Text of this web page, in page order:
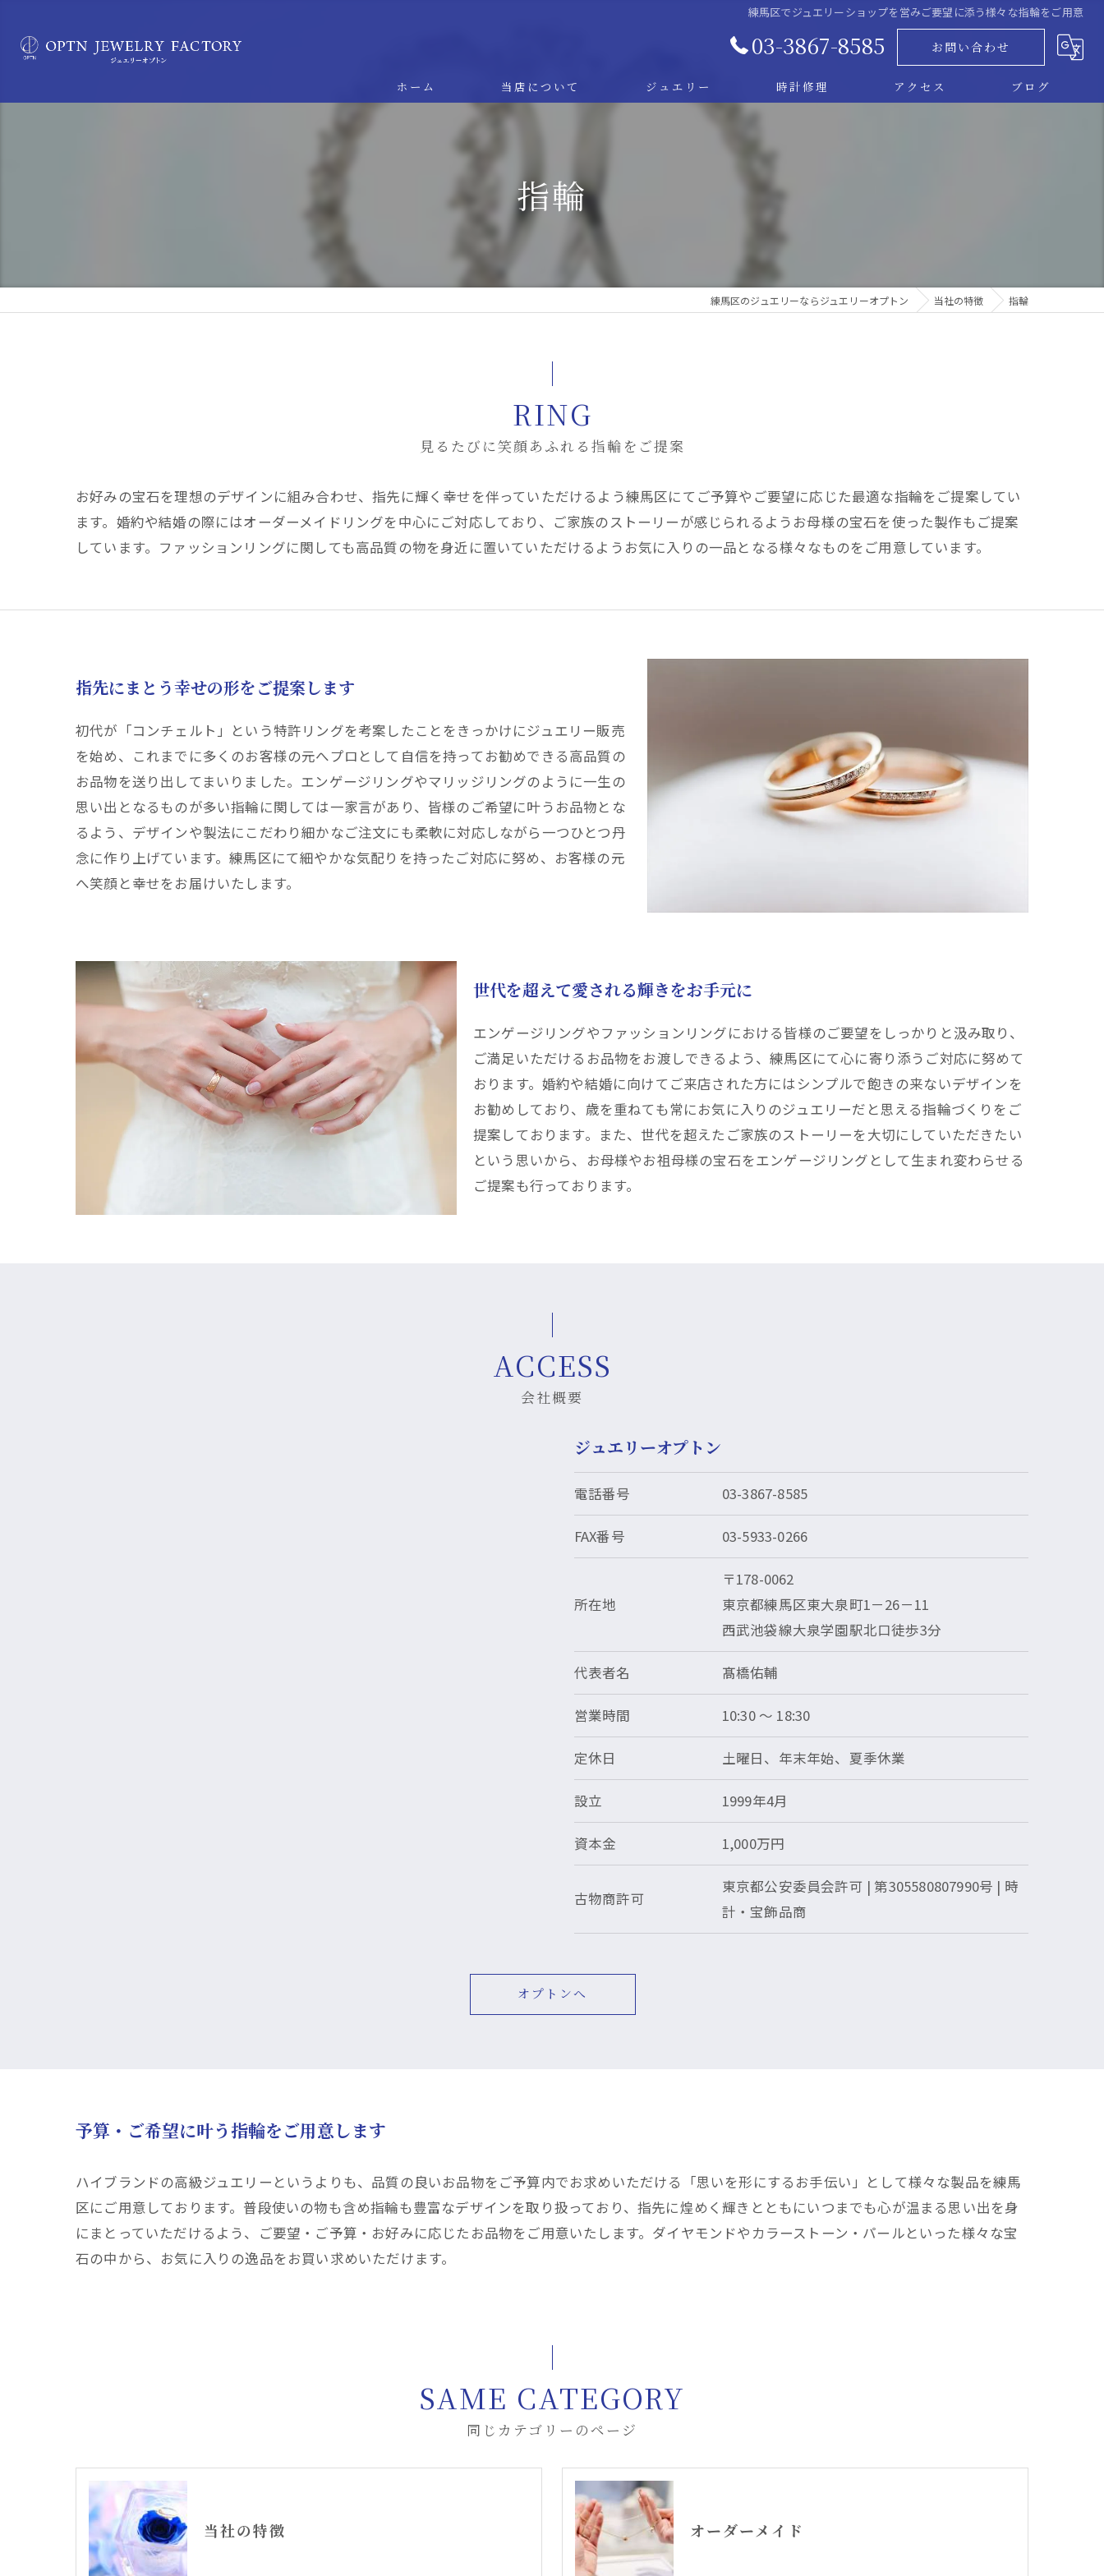
練馬区でジュエリーショップを営みご要望に添う様々な指輪をご用意
03-3867-8585 お問い合わせ
ホーム 当店について ジュエリー 時計修理 アクセス ブログ
指輪
練馬区のジュエリーならジュエリーオプトン 当社の特徴 指輪
RING
見るたびに笑顔あふれる指輪をご提案
お好みの宝石を理想のデザインに組み合わせ、指先に輝く幸せを伴っていただけるよう練馬区にてご予算やご要望に応じた最適な指輪をご提案してい
ます。婚約や結婚の際にはオーダーメイドリングを中心にご対応しており、ご家族のストーリーが感じられるようお母様の宝石を使った製作もご提案
しています。ファッションリングに関しても高品質の物を身近に置いていただけるようお気に入りの一品となる様々なものをご用意しています。
指先にまとう幸せの形をご提案します
初代が「コンチェルト」という特許リングを考案したことをきっかけにジュエリー販売
を始め、これまでに多くのお客様の元へプロとして自信を持ってお勧めできる高品質の
お品物を送り出してまいりました。エンゲージリングやマリッジリングのように一生の
思い出となるものが多い指輪に関しては一家言があり、皆様のご希望に叶うお品物とな
るよう、デザインや製法にこだわり細かなご注文にも柔軟に対応しながら一つひとつ丹
念に作り上げています。練馬区にて細やかな気配りを持ったご対応に努め、お客様の元
へ笑顔と幸せをお届けいたします。
世代を超えて愛される輝きをお手元に
エンゲージリングやファッションリングにおける皆様のご要望をしっかりと汲み取り、
ご満足いただけるお品物をお渡しできるよう、練馬区にて心に寄り添うご対応に努めて
おります。婚約や結婚に向けてご来店された方にはシンプルで飽きの来ないデザインを
お勧めしており、歳を重ねても常にお気に入りのジュエリーだと思える指輪づくりをご
提案しております。また、世代を超えたご家族のストーリーを大切にしていただきたい
という思いから、お母様やお祖母様の宝石をエンゲージリングとして生まれ変わらせる
ご提案も行っております。
会社概要
ACCESS
ジュエリーオプトン
電話番号 03-3867-8585
FAX番号 03-5933-0266
所在地
〒178-0062
東京都練馬区東大泉町1－26－11
西武池袋線大泉学園駅北口徒歩3分
代表者名 髙橋佑輔
営業時間 10:30 〜 18:30
定休日 土曜日、年末年始、夏季休業
設立 1999年4月
資本金 1,000万円
古物商許可
東京都公安委員会許可 | 第305580807990号 | 時
計・宝飾品商
オプトンへ
予算・ご希望に叶う指輪をご用意します
ハイブランドの高級ジュエリーというよりも、品質の良いお品物をご予算内でお求めいただける「思いを形にするお手伝い」として様々な製品を練馬
区にご用意しております。普段使いの物も含め指輪も豊富なデザインを取り扱っており、指先に煌めく輝きとともにいつまでも心が温まる思い出を身
にまとっていただけるよう、ご要望・ご予算・お好みに応じたお品物をご用意いたします。ダイヤモンドやカラーストーン・パールといった様々な宝
石の中から、お気に入りの逸品をお買い求めいただけます。
同じカテゴリーのページ
SAME CATEGORY
当社の特徴 オーダーメイド